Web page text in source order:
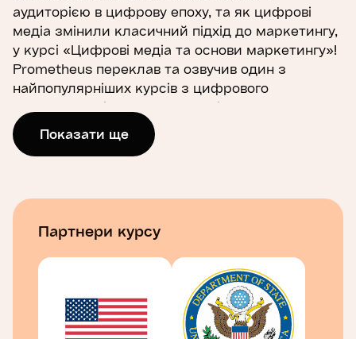
аудиторією в цифрову епоху, та як цифрові
медіа змінили класичний підхід до маркетингу,
у курсі «Цифрові медіа та основи маркетингу»!
Prometheus переклав та озвучив один з
найпопулярніших курсів з цифрового
маркетингу від професора Університету
Іллінойсу (Урбана-Шампейн) Майка Яо, який
допоможе вам зрозуміти, як поєднати процеси,
медіатехнологій.
Запрошуємо у мандрівку світом сучасних
цифрових комунікацій за допомогою
вигадливих практичних завдань, наочних
матеріалів та вправ. Ви дослідите основні
напрямки розвитку сучасних цифрових медіа
(зокрема, мобільних медіа) та дізнаєтеся, як
Показати ще
Партнери курсу